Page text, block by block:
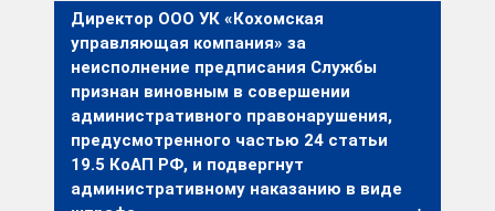
Директор ООО УК «Кохомская
управляющая компания» за
неисполнение предписания Службы
признан виновным в совершении
административного правонарушения,
предусмотренного частью 24 статьи
19.5 КоАП РФ, и подвергнут
административному наказанию в виде